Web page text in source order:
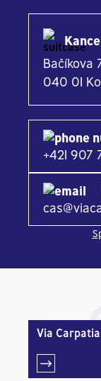
Bačíkova
040 01
+421 907
Via Carpatia